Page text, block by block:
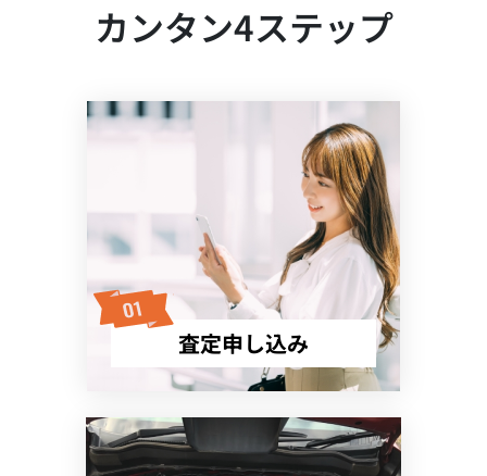
カンタン4ステップ
査定申し込み